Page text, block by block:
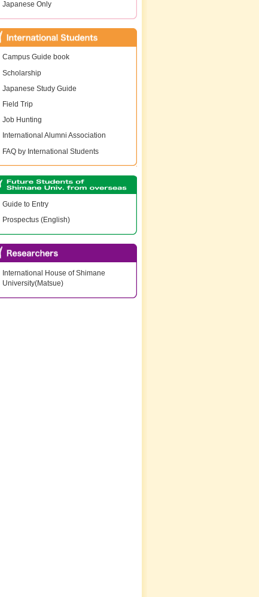
Japanese Only
Campus Guide book
Scholarship
Japanese Study Guide
Field Trip
Job Hunting
International Alumni Association
FAQ by International Students
Guide to Entry
Prospectus (English)
International House of Shimane
University(Matsue)